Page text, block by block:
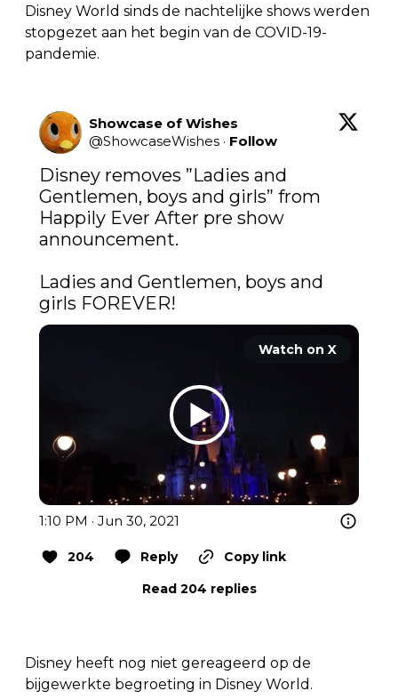
Disney World sinds de nachtelijke shows werden
stopgezet aan het begin van de COVID-19-
pandemie.
Showcase of Wishes
@ShowcaseWishes · Follow
Disney removes ”Ladies and
Gentlemen, boys and girls” from
Happily Ever After pre show
announcement.
Ladies and Gentlemen, boys and
girls FOREVER!
Watch on X
1:10 PM · Jun 30, 2021
204 Reply
Copy link
Read 204 replies
Disney heeft nog niet gereageerd op de
bijgewerkte begroeting in Disney World.